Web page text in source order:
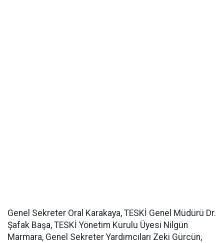
Genel Sekreter Oral Karakaya, TESKİ Genel Müdürü Dr.
Şafak Başa, TESKİ Yönetim Kurulu Üyesi Nilgün
Marmara, Genel Sekreter Yardımcıları Zeki Gürcün,